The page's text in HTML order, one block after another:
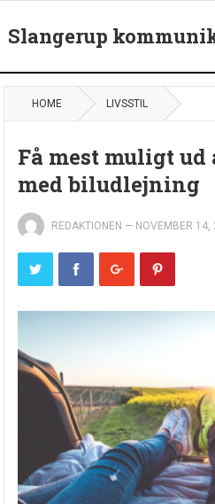
Slangerup
HOME LIVSSTIL
Få mest muligt
med biludlejning
REDAKTIONEN — NOVEMBER 14,